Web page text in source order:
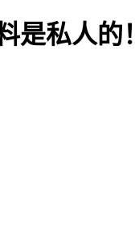
是私人的！